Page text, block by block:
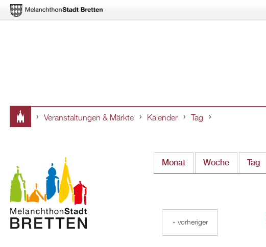
hier
Veranstaltungen & Märkte Kalender Tag
Monat Woche Tag
« vorheriger